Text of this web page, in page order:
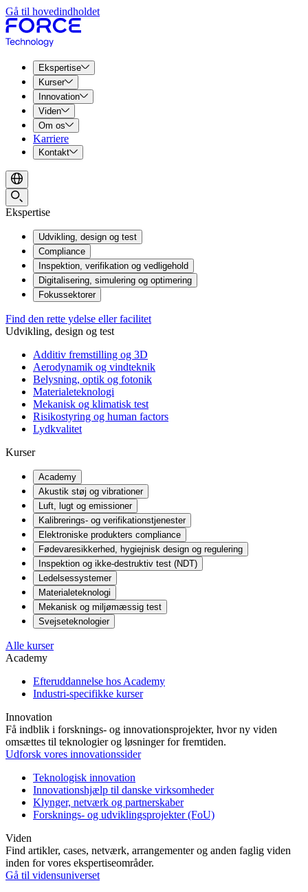
Gå til hovedindholdet
Ekspertise
Kurser
Innovation
Viden
Om os
Karriere
Kontakt
Ekspertise
Udvikling, design og test
Compliance
Inspektion, verifikation og vedligehold
Digitalisering, simulering og optimering
Fokussektorer
Find den rette ydelse eller facilitet
Udvikling, design og test
Additiv fremstilling og 3D
Aerodynamik og vindteknik
Belysning, optik og fotonik
Materialeteknologi
Mekanisk og klimatisk test
Risikostyring og human factors
Lydkvalitet
Kurser
Academy
Akustik støj og vibrationer
Luft, lugt og emissioner
Kalibrerings- og verifikationstjenester
Elektroniske produkters compliance
Fødevaresikkerhed, hygiejnisk design og regulering
Inspektion og ikke-destruktiv test (NDT)
Ledelsessystemer
Materialeteknologi
Mekanisk og miljømæssig test
Svejseteknologier
Alle kurser
Academy
Efteruddannelse hos Academy
Industri-specifikke kurser
Innovation
Få indblik i forsknings- og innovationsprojekter, hvor ny viden
omsættes til teknologier og løsninger for fremtiden.
Udforsk vores innovationssider
Teknologisk innovation
Innovationshjælp til danske virksomheder
Klynger, netværk og partnerskaber
Forsknings- og udviklingsprojekter (FoU)
Viden
Find artikler, cases, netværk, arrangementer og anden faglig viden
inden for vores ekspertiseområder.
Gå til vidensuniverset